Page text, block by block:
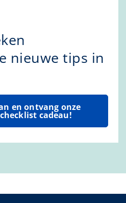
nieuwe tips in
en ontvang onze
cadeau!